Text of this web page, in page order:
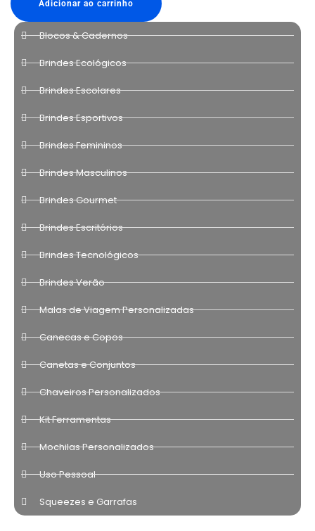
Adicionar ao carrinho
Blocos & Cadernos
Brindes Ecológicos
Brindes Escolares
Brindes Esportivos
Brindes Femininos
Brindes Masculinos
Brindes Gourmet
Brindes Escritórios
Brindes Tecnológicos
Brindes Verão
Malas de Viagem Personalizadas
Canecas e Copos
Canetas e Conjuntos
Chaveiros Personalizados
Kit Ferramentas
Mochilas Personalizados
Uso Pessoal
Squeezes e Garrafas